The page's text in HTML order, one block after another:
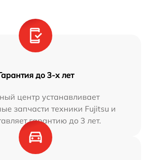
до 3-х лет
центр устанавливает
запчасти техники Fujitsu и
гарантию до 3 лет.